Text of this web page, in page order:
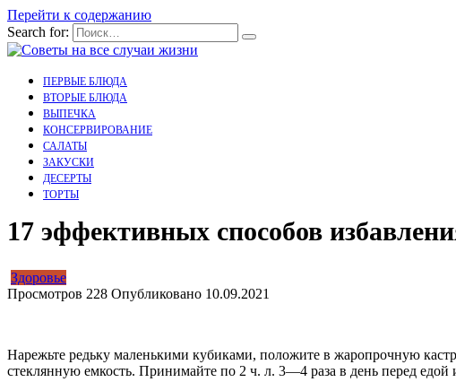
Перейти к содержанию
Search for:
ПЕРВЫЕ БЛЮДА
ВТОРЫЕ БЛЮДА
ВЫПЕЧКА
КОНСЕРВИРОВАНИЕ
САЛАТЫ
ЗАКУСКИ
ДЕСЕРТЫ
ТОРТЫ
17 эффективных способов
Здоровье
Просмотров 228 Опубликовано 10.09.2021
Нарежьте редьку маленькими кубиками, положите в жаропрочную
стеклянную емкость. Принимайте по 2 ч. л. 3—4 раза в день перед едой